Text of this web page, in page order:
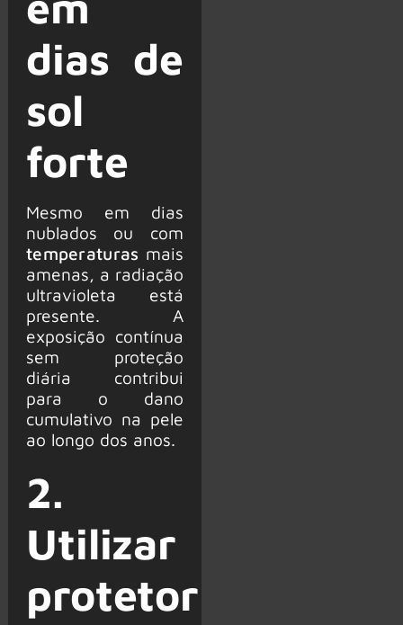
dias de
sol
forte
Mesmo em dias
nublados ou com
temperaturas mais
amenas, a radiação
ultravioleta está
presente. A
exposição contínua
sem proteção
diária contribui
para o dano
cumulativo na pele
ao longo dos anos.
2.
Utilizar
protetor